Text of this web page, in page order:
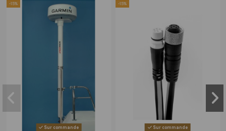
-15%
Sur commande
-15%
Sur commande